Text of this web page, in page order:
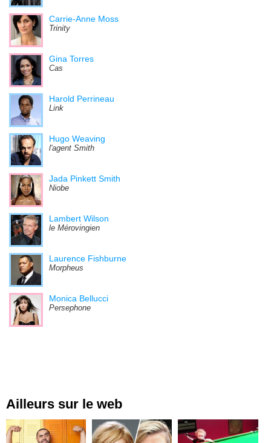
Carrie-Anne Moss
Trinity
Gina Torres
Cas
Harold Perrineau
Link
Hugo Weaving
l'agent Smith
Jada Pinkett Smith
Niobe
Lambert Wilson
le Mérovingien
Laurence Fishburne
Morpheus
Monica Bellucci
Persephone
Ailleurs sur le web